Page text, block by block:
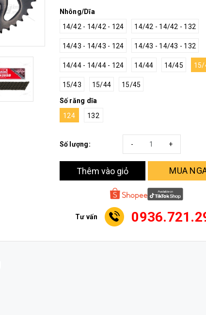
Nhông/Dĩa
14/42 - 14/42 - 124
14/42 - 14/42 - 132
14/43 - 14/43 - 124 14/43 - 14/43 - 132
14/44 - 14/44 - 124 14/44 14/45 15/
15/43 15/44 15/45
Số răng dĩa
124
132
Số lượng: +
-
Thêm vào giỏ MUA
Tư vấn